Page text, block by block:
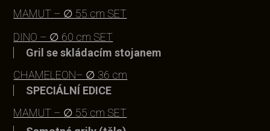
MAMUT – ∅ 55 cm SET
DINO – ∅ 60 cm SET
Gril se skládacím stojanem
CHAMELEON– ∅ 36 cm
SPECIÁLNÍ EDICE
MAMUT – ∅ 55 cm SET